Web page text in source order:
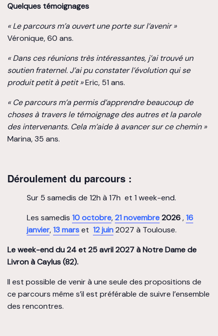
Quelques témoignages
« Le parcours m’a ouvert une porte sur l’avenir »
Véronique, 60 ans.
« Dans ces réunions très intéressantes, j’ai trouvé un
soutien fraternel. J’ai pu constater l’évolution qui se
produit petit à petit »Eric, 51 ans.
« Ce parcours m’a permis d’apprendre beaucoup de
choses à travers le témoignage des autres et la parole
des intervenants. Cela m’aide à avancer sur ce chemin »
Marina, 35 ans.
Déroulement du parcours :
Sur 5 samedis de 12h à 17h et 1 week-end.
Les samedis 10 octobre,21 novembre2026,16
janvier,13 marset 12 juin2027 à Toulouse.
Le week-end du 24 et 25 avril 2027 à Notre Dame de
Livron à Caylus (82).
Il est possible de venir à une seule des propositions de
ce parcours même s’il est préférable de suivre l’ensemble
des rencontres.